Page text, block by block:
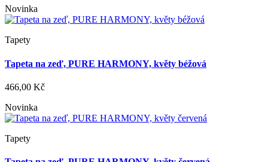
Novinka
Tapety
Tapeta na zeď, PURE HARMONY, květy béžová
466,00 Kč
Novinka
Tapety